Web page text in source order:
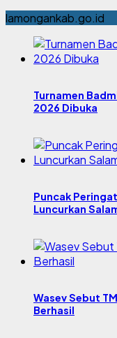
lamongankab.go.id
Turnamen
2026 Dibuka
Puncak
Luncurkan
Wasev Sebut
Berhasil